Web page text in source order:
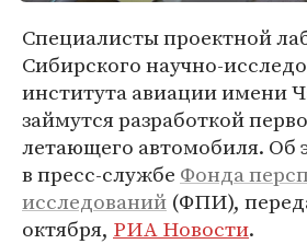
Специалисты проектной
Сибирского научно-
института авиации имени
займутся разработкой
летающего автомобиля. Об
в пресс-службе Фонда
исследований (ФПИ),
октября, РИА Новости.